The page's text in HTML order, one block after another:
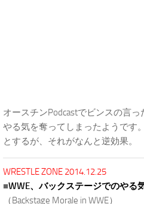
オースチンPodcastでビンスの言
やる気を奪ってしまったようです
とするが、それがなんと逆効果。
WRESTLE ZONE 2014.12.25
■WWE、バックステージでのやる
（Backstage Morale in WWE）